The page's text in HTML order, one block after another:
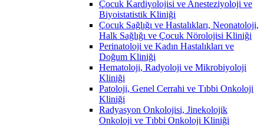
Çocuk Kardiyolojisi ve Anesteziyoloji ve
Biyoistatistik Kliniği
Çocuk Sağlığı ve Hastalıkları, Neonatoloji,
Halk Sağlığı ve Çocuk Nörolojisi Kliniği
Perinatoloji ve Kadın Hastalıkları ve
Doğum Kliniği
Hematoloji, Radyoloji ve Mikrobiyoloji
Kliniği
Patoloji, Genel Cerrahi ve Tıbbi Onkoloji
Kliniği
Radyasyon Onkolojisi, Jinekolojik
Onkoloji ve Tıbbi Onkoloji Kliniği